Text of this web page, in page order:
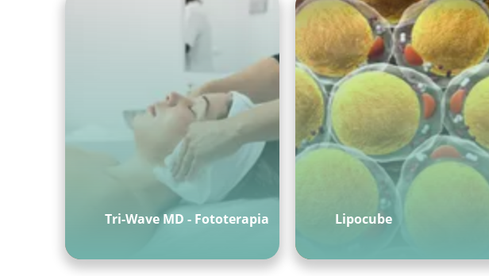
Tri-Wave MD - Fototerapia Lipocube